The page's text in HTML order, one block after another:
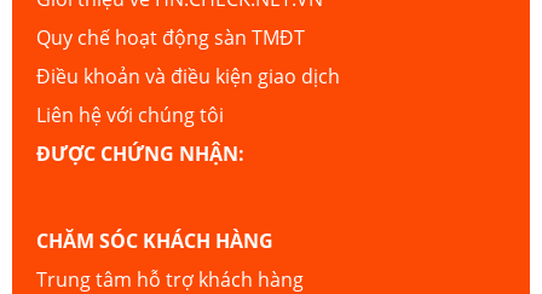
Quy chế hoạt động sàn TMĐT
Điều khoản và điều kiện giao dịch
Liên hệ với chúng tôi
ĐƯỢC CHỨNG NHẬN:
CHĂM SÓC KHÁCH HÀNG
Trung tâm hỗ trợ khách hàng